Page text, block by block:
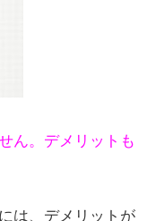
ん。デメリットも
は、デメリットが